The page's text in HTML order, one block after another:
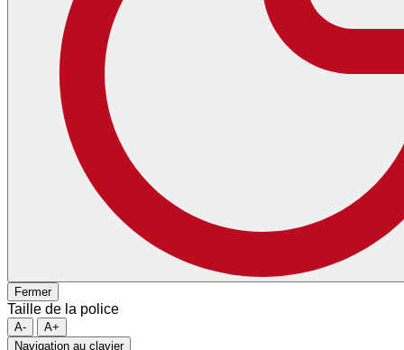
Fermer
Taille de la police
A-
A+
Navigation au clavier